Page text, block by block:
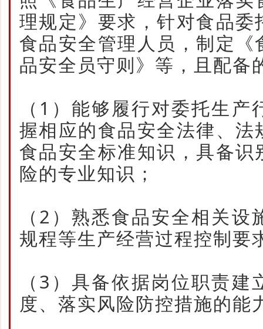
理规定》要求，针对食品
食品安全管理人员，制定
品安全员守则》等，且配备
（1）能够履行对委托生
握相应的食品安全法律、
食品安全标准知识，具备
险的专业知识；
（2）熟悉食品安全相关
规程等生产经营过程控制要
（3）具备依据岗位职责
度、落实风险防控措施的能